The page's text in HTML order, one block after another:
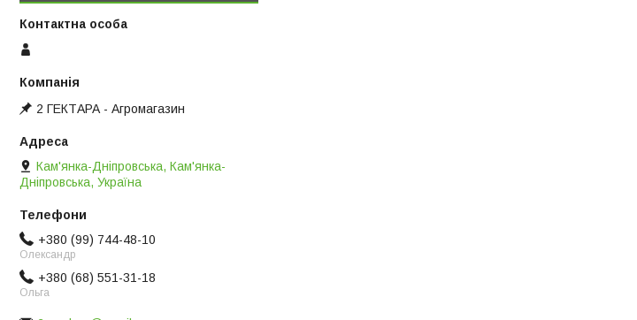
2 ГЕКТАРА - Агромагазин
Кам'янка-Дніпровська, Кам'янка-
Дніпровська, Україна
+380 (99) 744-48-10
Олександр
+380 (68) 551-31-18
Ольга